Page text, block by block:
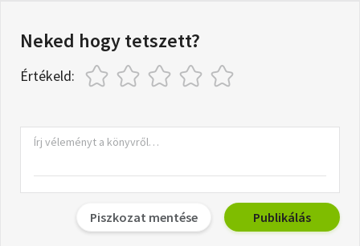
Neked hogy tetszett?
Értékeld:
Piszkozat mentése Publikálás